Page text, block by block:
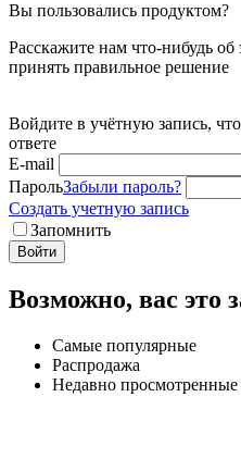
Вы пользовались продуктом?
Расскажите нам что-нибудь
принять правильное решение
Войдите в учётную запись,
ответе
E-mail
ПарольЗабыли пароль?
Создать учетную запись
Запомнить
Войти
Возможно, вас это
Самые популярные
Распродажа
Недавно просмотренные